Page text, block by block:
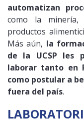
automatizan
como la minería,
productos
Más aún, la
de la UCSP les
laborar tanto en
como postular a
fuera del país.